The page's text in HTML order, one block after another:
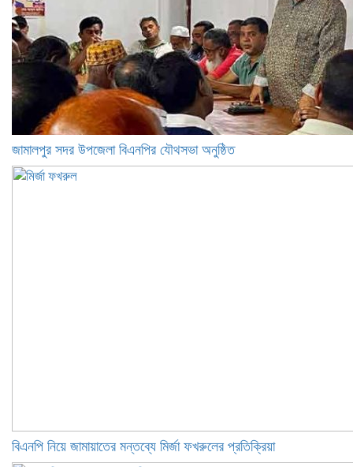
জামালপুর সদর উপজেলা বিএনপির যৌথসভা অনুষ্ঠিত
বিএনপি নিয়ে জামায়াতের মন্তব্যে মির্জা ফখরুলের প্রতিক্রিয়া